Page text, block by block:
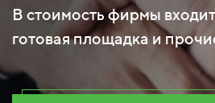
В стоимость фирмы
готовая площадка и